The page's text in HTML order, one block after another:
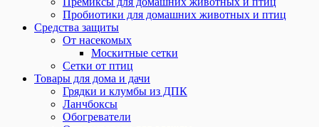
Пробиотики для домашних животных и птиц
Средства защиты
От насекомых
Москитные сетки
Сетки от птиц
Товары для дома и дачи
Грядки и клумбы из ДПК
Ланчбоксы
Обогреватели